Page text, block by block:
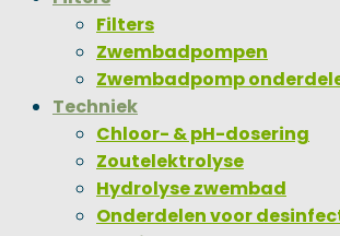
Filters
Zwembadpompen
Zwembadpomp
Techniek
Chloor- & pH-dosering
Zoutelektrolyse
Hydrolyse zwembad
Onderdelen voor